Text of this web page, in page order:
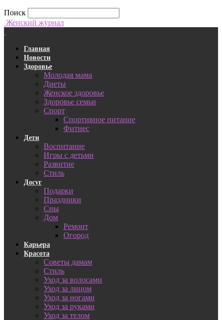
Поиск
Женский журнал
Главная
Новости
Здоровье
Молодая мама
Диеты
Женское здоровье
Здоровье семьи
Спорт
Спортивное питание
Фитнес
Дети
Воспитание
Игры с детьми
Развитие
Стиль
Досуг
Подарки
Праздники
Сны
Дом
Ремонт
Огород
Карьера
Красота
Советы дамам
Стиль
Уход за волосами
Уход за лицом
Уход за ногами
Уход за руками
Уход за телом